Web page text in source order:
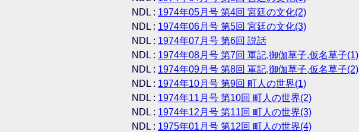
NDL : 1974年05月号 第4回 宮廷の文化(2)
NDL : 1974年06月号 第5回 宮廷の文化(3)
NDL : 1974年07月号 第6回 説話
NDL : 1974年08月号 第7回 軍記,御伽草子,仮名草子(1)
NDL : 1974年09月号 第8回 軍記,御伽草子,仮名草子(2)
NDL : 1974年10月号 第9回 町人の世界(1)
NDL : 1974年11月号 第10回 町人の世界(2)
NDL : 1974年12月号 第11回 町人の世界(3)
NDL : 1975年01月号 第12回 町人の世界(4)